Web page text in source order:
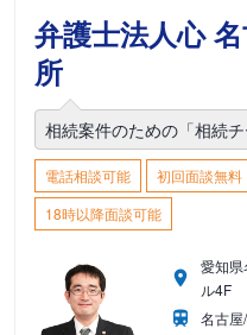
弁護士法人心
所
相続案件のための「相続
電話相談可能 初回面談無料
18時以降面談可能
愛知
ル4F
名古